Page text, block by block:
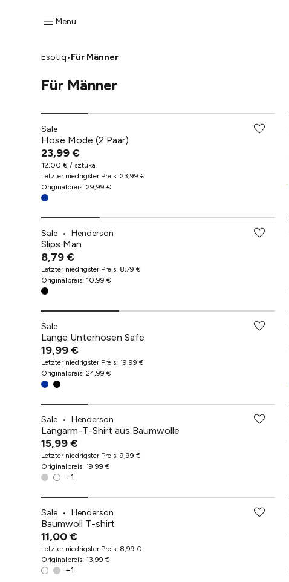
Menu
Esotiq•Für Männer
Für Männer
Sale
Hose Mode (2 Paar)
23,99 €
12,00 € / sztuka
Letzter niedrigster Preis: 23,99 €
Originalpreis: 29,99 €
Sale • Henderson
Slips Man
8,79 €
Letzter niedrigster Preis: 8,79 €
Originalpreis: 10,99 €
Sale
Lange Unterhosen Safe
19,99 €
Letzter niedrigster Preis: 19,99 €
Originalpreis: 24,99 €
Sale • Henderson
Langarm-T-Shirt aus Baumwolle
15,99 €
Letzter niedrigster Preis: 9,99 €
Originalpreis: 19,99 €
+1
Sale • Henderson
Baumwoll T-shirt
11,00 €
Letzter niedrigster Preis: 8,99 €
Originalpreis: 13,99 €
+1